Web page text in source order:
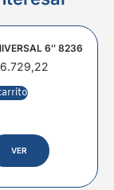
6″ 8236
VER